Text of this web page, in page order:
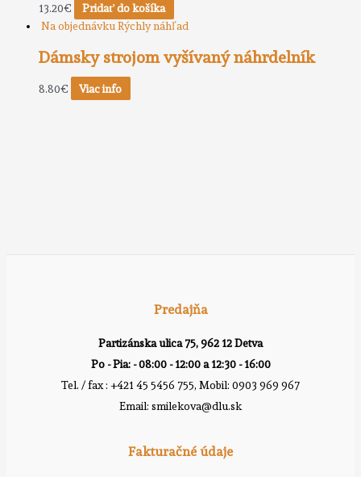
13.20€
Pridať do košíka
Na objednávku Rýchly náhľad
Dámsky strojom vyšívaný náhrdelník
8.80€ Viac info
Predajňa
Partizánska ulica 75, 962 12 Detva
Po - Pia: - 08:00 - 12:00 a 12:30 - 16:00
Tel. / fax : +421 45 5456 755, Mobil: 0903 969 967
Email: smilekova@dlu.sk
Fakturačné údaje